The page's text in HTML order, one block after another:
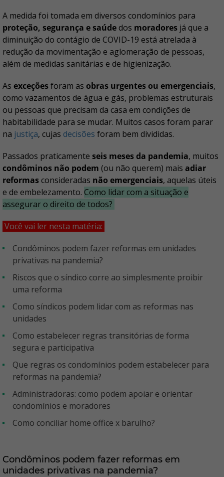
A medida foi tomada em diversos condomínios para
proteção, segurança e saúdedos moradores já que a
diminuição do contágio de COVID-19 está atrelada à
redução da movimentação e aglomeração de pessoas,
além de medidas sanitárias e de higienização.
As exceçõesforam as obras urgentes ou emergenciais,
como vazamentos de água e gás, problemas estruturais
ou pessoas que precisam da casa em condições de
habitabilidade para se mudar. Muitos casos foram parar
na justiça, cujas decisões foram bem divididas.
Passados praticamente seis meses da pandemia, muitos
condôminos não podem (ou não querem) mais adiar
reformasconsideradas não emergenciais, aquelas úteis
e de embelezamento. Como lidar com a situação e
assegurar o direito de todos?
Você vai ler nesta matéria:
Condôminos podem fazer reformas em unidades
privativas na pandemia?
Riscos que o síndico corre ao simplesmente proibir
uma reforma
Como síndicos podem lidar com as reformas nas
unidades
Como estabelecer regras transitórias de forma
segura e participativa
Que regras os condomínios podem estabelecer para
reformas na pandemia?
Administradoras: como podem apoiar e orientar
condomínios e moradores
Como conciliar home office x barulho?
Condôminos podem fazer reformas em
unidades privativas na pandemia?